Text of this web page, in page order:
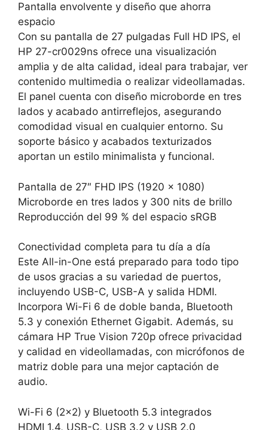
Pantalla envolvente y diseño que ahorra
espacio
Con su pantalla de 27 pulgadas Full HD IPS, el
HP 27-cr0029ns ofrece una visualización
amplia y de alta calidad, ideal para trabajar, ver
contenido multimedia o realizar videollamadas.
El panel cuenta con diseño microborde en tres
lados y acabado antirreflejos, asegurando
comodidad visual en cualquier entorno. Su
soporte básico y acabados texturizados
aportan un estilo minimalista y funcional.
Pantalla de 27″ FHD IPS (1920 x 1080)
Microborde en tres lados y 300 nits de brillo
Reproducción del 99 % del espacio sRGB
Conectividad completa para tu día a día
Este All-in-One está preparado para todo tipo
de usos gracias a su variedad de puertos,
incluyendo USB-C, USB-A y salida HDMI.
Incorpora Wi-Fi 6 de doble banda, Bluetooth
5.3 y conexión Ethernet Gigabit. Además, su
cámara HP True Vision 720p ofrece privacidad
y calidad en videollamadas, con micrófonos de
matriz doble para una mejor captación de
audio.
Wi-Fi 6 (2×2) y Bluetooth 5.3 integrados
HDMI 1.4, USB-C, USB 3.2 y USB 2.0